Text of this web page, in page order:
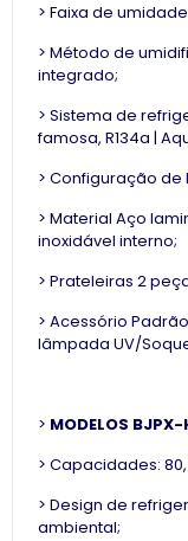
> Faixa de umidade
> Método de
integrado;
> Sistema de
famosa, R134a |
> Configuração de
> Material Aço
inoxidável interno;
> Prateleiras 2
> Acessório
lâmpada UV/
> MODELOS
> Capacidades: 80,
> Design de
ambiental;